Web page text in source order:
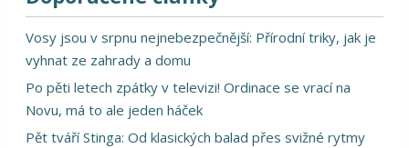
Vosy jsou v srpnu nejnebezpečnější: Přírodní triky, jak je
vyhnat ze zahrady a domu
Po pěti letech zpátky v televizi! Ordinace se vrací na
Novu, má to ale jeden háček
Pět tváří Stinga: Od klasických balad přes svižné rytmy